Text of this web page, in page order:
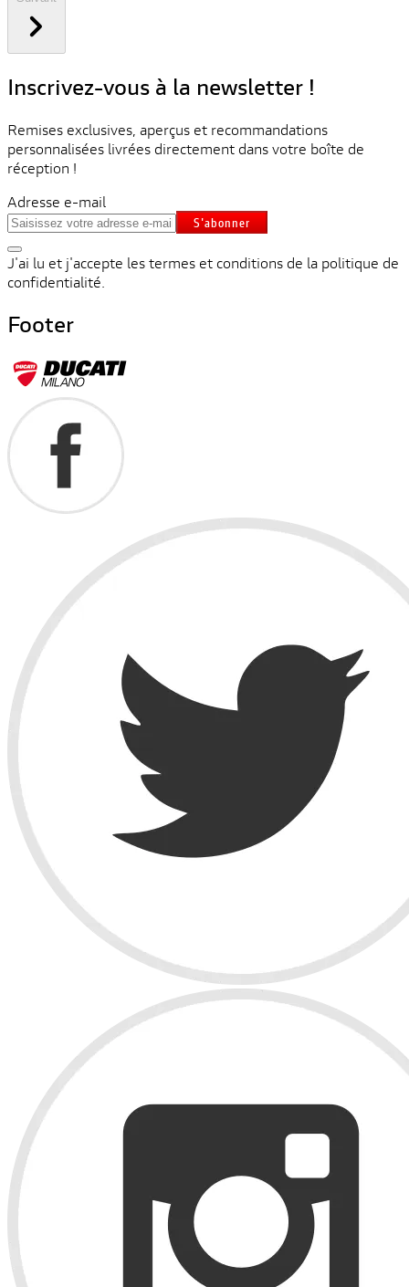
Inscrivez-vous à la newsletter !
Remises exclusives, aperçus et recommandations
personnalisées livrées directement dans votre boîte de
réception !
Adresse e-mail
S'abonner
J'ai lu et j'accepte les termes et conditions de la politique de
confidentialité.
Footer